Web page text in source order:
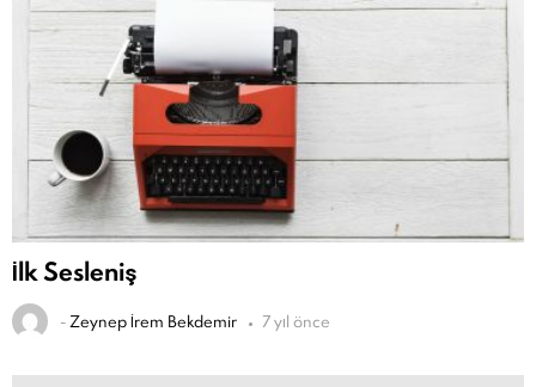
İlk Sesleniş
-Zeynep İrem Bekdemir 7 yıl önce